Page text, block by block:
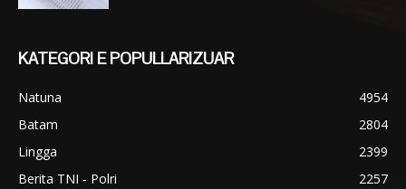
KATEGORI E POPULLARIZUAR
Natuna
4954
Batam
2804
Lingga
2399
Berita TNI - Polri
2257